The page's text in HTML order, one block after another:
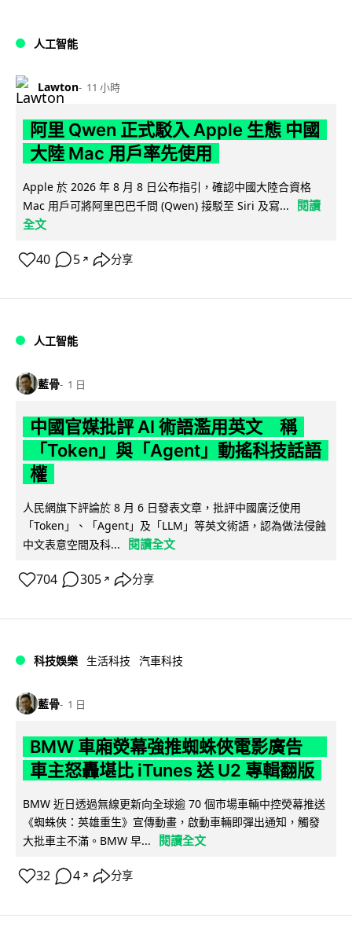
人工智能
Lawton 11 小時
阿里 Qwen 正式駁入 Apple 生態 中國
大陸 Mac 用戶率先使用
Apple 於 2026 年 8 月 8 日公布指引，確認中國大陸合資格
Mac 用戶可將阿里巴巴千問 (Qwen) 接駁至 Siri 及寫...
閱讀
全文
40 5 ↗ 分享
人工智能
藍骨 1 日
中國官媒批評 AI 術語濫用英文 稱
「Token」與「Agent」動搖科技話語
權
人民網旗下評論於 8 月 6 日發表文章，批評中國廣泛使用
「Token」、「Agent」及「LLM」等英文術語，認為做法侵蝕
中文表意空間及科...
閱讀全文
704 305 ↗ 分享
科技娛樂 生活科技 汽車科技
藍骨 1 日
BMW 車廂熒幕強推蜘蛛俠電影廣告
車主怒轟堪比 iTunes 送 U2 專輯翻版
BMW 近日透過無線更新向全球逾 70 個市場車輛中控熒幕推送
《蜘蛛俠：英雄重生》宣傳動畫，啟動車輛即彈出通知，觸發
大批車主不滿。BMW 早...
閱讀全文
32 4 ↗ 分享